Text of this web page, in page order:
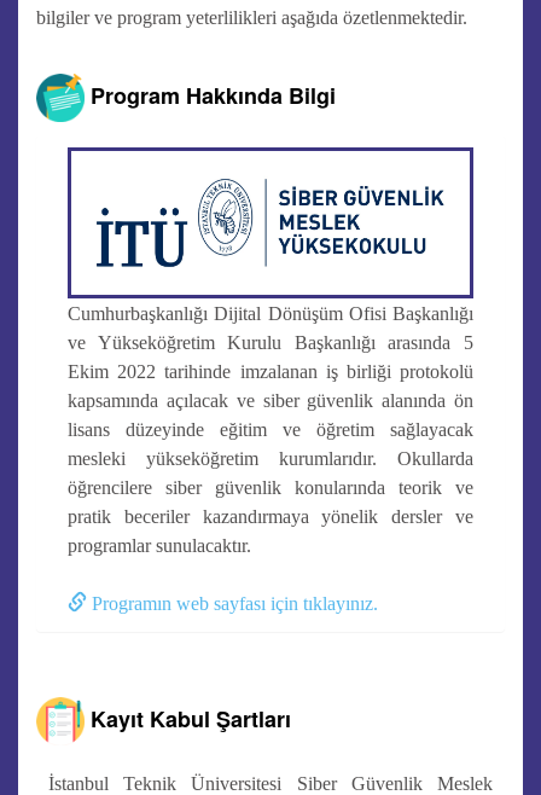
bilgiler ve program yeterlilikleri aşağıda özetlenmektedir.
Program Hakkında Bilgi
Cumhurbaşkanlığı Dijital Dönüşüm Ofisi Başkanlığı
ve Yükseköğretim Kurulu Başkanlığı arasında 5
Ekim 2022 tarihinde imzalanan iş birliği protokolü
kapsamında açılacak ve siber güvenlik alanında ön
lisans düzeyinde eğitim ve öğretim sağlayacak
mesleki yükseköğretim kurumlarıdır. Okullarda
öğrencilere siber güvenlik konularında teorik ve
pratik beceriler kazandırmaya yönelik dersler ve
programlar sunulacaktır.
Programın web sayfası için tıklayınız.
Kayıt Kabul Şartları
İstanbul Teknik Üniversitesi Siber Güvenlik Meslek